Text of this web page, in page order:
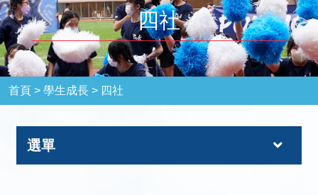
四社
首頁 > 學生成長 >四社
選單